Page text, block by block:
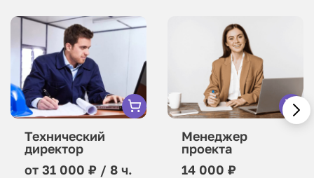
Технический
директор
от 31 000 ₽ / 8 ч.
Менеджер
проекта
14 000 ₽